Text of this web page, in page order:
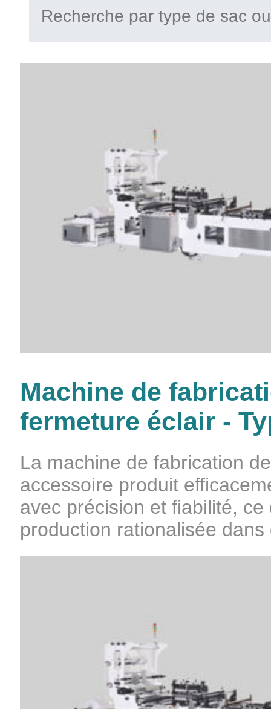
Machine de
fermeture éclair -
La machine de fabrication
accessoire produit
avec précision et fiabilité,
production rationalisée